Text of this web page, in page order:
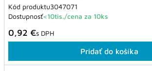
Kód produktu3047071
Dostupnosť<10tis./cena za 10ks
0,92 €s DPH
Pridať do košíka